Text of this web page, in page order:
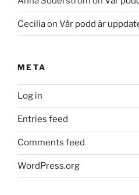
Ceciliaon Vår podd är
META
Log in
Entries feed
Comments feed
WordPress.org